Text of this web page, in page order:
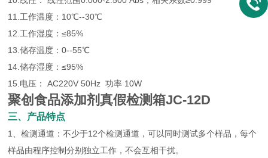
11.工作温度：10℃--30℃
12.工作湿度：≤85%
13.储存温度：0--55℃
14.储存湿度：≤95%
15.电压： AC220V 50Hz 功率 10W
聚创食品添加剂真假检测箱JC-12D
三、产品特点
1、检测通道：不少于12个检测通道，可以同时测试多个样品，每个
样品由程序控制分别独立工作，不会互相干扰。